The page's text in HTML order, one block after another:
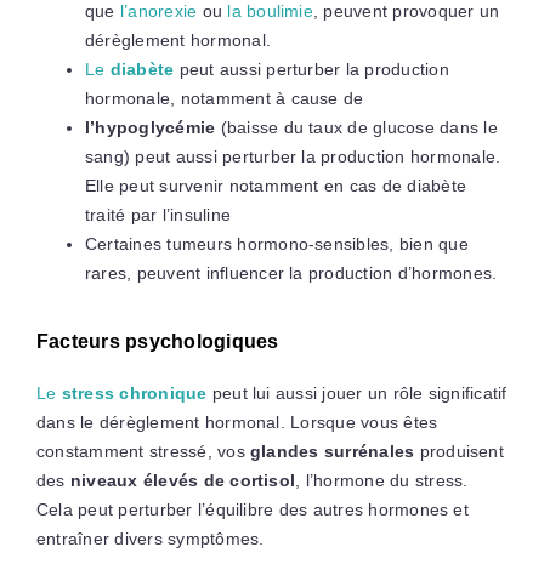
que l’anorexie ou la boulimie, peuvent provoquer un
dérèglement hormonal.
Le diabète peut aussi perturber la production
hormonale, notamment à cause de
l’hypoglycémie (baisse du taux de glucose dans le
sang) peut aussi perturber la production hormonale.
Elle peut survenir notamment en cas de diabète
traité par l’insuline
Certaines tumeurs hormono-sensibles, bien que
rares, peuvent influencer la production d’hormones.
Facteurs psychologiques
Le stress chronique peut lui aussi jouer un rôle significatif
dans le dérèglement hormonal. Lorsque vous êtes
constamment stressé, vos glandes surrénales produisent
des niveaux élevés de cortisol , l’hormone du stress.
Cela peut perturber l’équilibre des autres hormones et
entraîner divers symptômes.